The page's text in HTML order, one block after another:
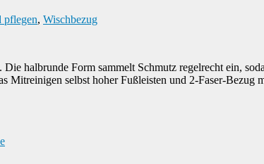
pflegen, Wischbezug
halbrunde Form sammelt Schmutz regelrecht ein,
Mitreinigen selbst hoher Fußleisten und 2-Faser-Bezug